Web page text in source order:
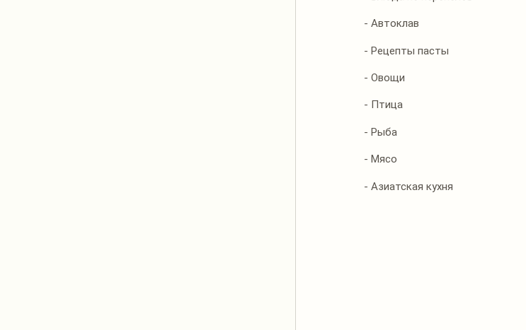
- Автоклав
- Рецепты пасты
- Овощи
- Птица
- Рыба
- Мясо
- Азиатская кухня